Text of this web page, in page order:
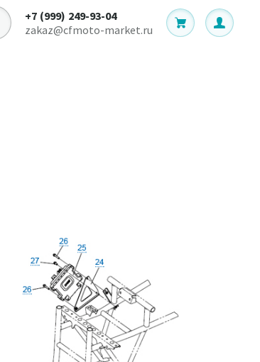
+7 (999) 249-93-04
zakaz@cfmoto-market.ru